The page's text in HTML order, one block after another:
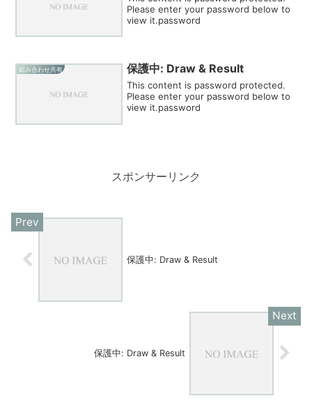
Please enter your password below to
view it.password
組み合わせ共有 保護中: Draw & Result
This content is password protected.
Please enter your password below to
view it.password
スポンサーリンク
保護中: Draw & Result
保護中: Draw & Result